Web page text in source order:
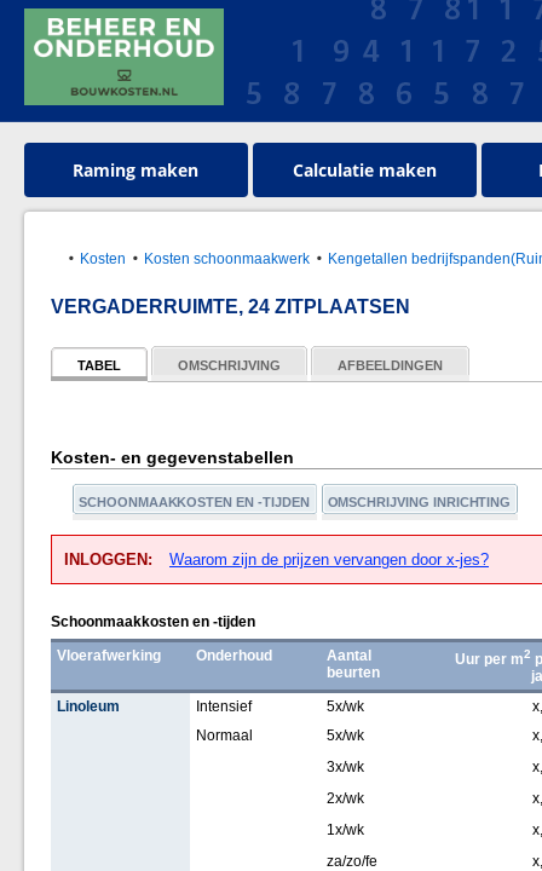
Raming maken Calculatie maken
Kosten Kosten schoonmaakwerk Kengetallen
VERGADERRUIMTE, 24 ZITPLAATSEN
TABEL OMSCHRIJVING AFBEELDINGEN
Kosten- en gegevenstabellen
SCHOONMAAKKOSTEN EN -TIJDEN OMSCHRIJVING INRICHTING
INLOGGEN: Waarom zijn de prijzen vervangen door x-jes?
Schoonmaakkosten en -tijden
Vloerafwerking
Onderhoud
Aantal
beurten
Uur per m2
Linoleum
Intensief 5x/wk
Normaal
5x/wk
3x/wk
2x/wk
1x/wk
za/zo/fe